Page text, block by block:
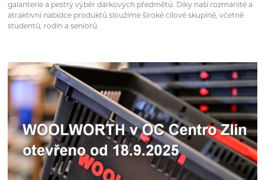
galanterie a pestrý výběr dárkových předmětů. Díky naší rozmanité a
atraktivní nabídce produktů sloužíme široké cílové skupině, včetně
studentů, rodin a seniorů.